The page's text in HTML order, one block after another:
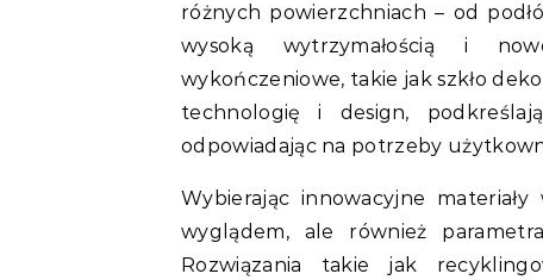
różnych powierzchniach – od
wysoką wytrzymałością i
wykończeniowe, takie jak szkło
technologię i design,
odpowiadając na potrzeby
Wybierając innowacyjne
wyglądem, ale również
Rozwiązania takie jak